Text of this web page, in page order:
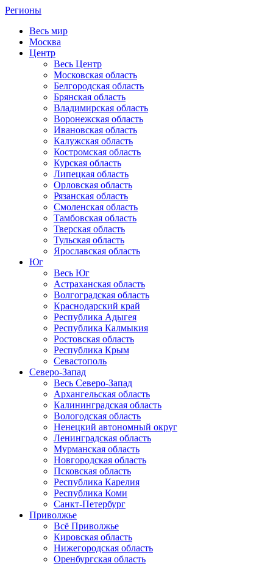
Регионы
Весь мир
Москва
Центр
Весь Центр
Московская область
Белгородская область
Брянская область
Владимирская область
Воронежская область
Ивановская область
Калужская область
Костромская область
Курская область
Липецкая область
Орловская область
Рязанская область
Смоленская область
Тамбовская область
Тверская область
Тульская область
Ярославская область
Юг
Весь Юг
Астраханская область
Волгоградская область
Краснодарский край
Республика Адыгея
Республика Калмыкия
Ростовская область
Республика Крым
Севастополь
Северо-Запад
Весь Северо-Запад
Архангельская область
Калининградская область
Вологодская область
Ненецкий автономный округ
Ленинградская область
Мурманская область
Новгородская область
Псковская область
Республика Карелия
Республика Коми
Санкт-Петербург
Приволжье
Всё Приволжье
Кировская область
Нижегородская область
Оренбургская область